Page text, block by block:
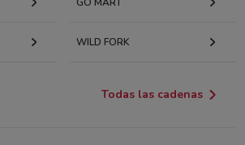
WILD FORK
Todas las cadenas